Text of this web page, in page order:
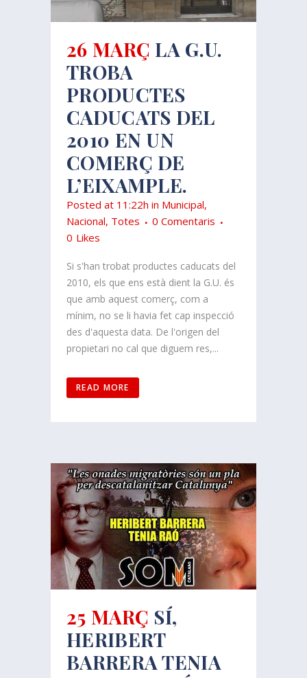
26 MARÇ LA G.U.
TROBA
PRODUCTES
CADUCATS DEL
2010 EN UN
COMERÇ DE
L’EIXAMPLE.
Posted at 11:22h in Municipal,
Nacional, Totes
0 Comentaris
0 Likes
Si s'han trobat productes caducats del
2010, els que ens està dient la G.U. és
que amb aquest comerç, com a
mínim, no se li havia fet cap inspecció
des d'aquesta data. De l'origen del
propietari no cal que diguem res,...
READ MORE
25 MARÇ SÍ,
HERIBERT
BARRERA TENIA